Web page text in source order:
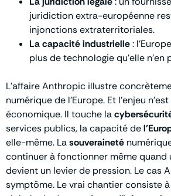
juridiction extra-européenne
injonctions extraterritoriales.
La capacité industrielle:
plus de technologie qu’elle n’en
L’affaire Anthropic illustre
numérique de l’Europe. Et l’enjeu
économique. Il touche la
services publics, la capacité de
elle-même. Lasouveraineté
continuer à fonctionner même quand
devient un levier de pression. Le cas
symptôme. Le vrai chantier consiste